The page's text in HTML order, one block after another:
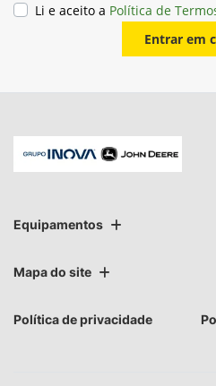
Li e aceito a Política de
Entrar em
Equipamentos
Mapa do site
Política de privacidade